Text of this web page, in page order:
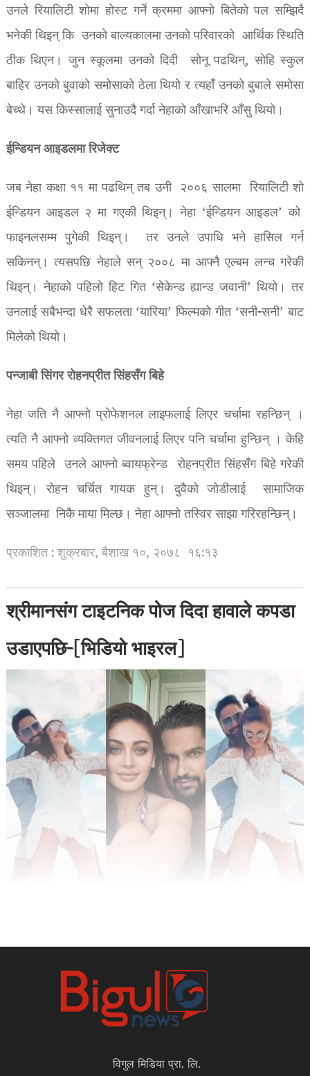
उनले रियालिटी शोमा होस्ट गर्ने क्रममा आफ्नो बितेको पल सम्झिदै
भनेकी थिइन् कि उनको बाल्यकालमा उनको परिवारको आर्थिक स्थिति
ठीक थिएन। जुन स्कूलमा उनको दिदी सोनू पढथिन्, सोहि स्कुल
बाहिर उनको बुवाको समोसाको ठेला थियो र त्यहाँ उनको बुबाले समोसा
बेच्थे। यस किस्सालाई सुनाउदै गर्दा नेहाको आँखाभरि आँसु थियो।
ईन्डियन आइडलमा रिजेक्ट
जब नेहा कक्षा ११ मा पढथिन् तब उनी २००६ सालमा रियालिटी शो
ईन्डियन आइडल २ मा गएकी थिइन्। नेहा ‘ईन्डियन आइडल’ को
फाइनलसम्म पुगेकी थिइन्। तर उनले उपाधि भने हासिल गर्न
सकिनन्। त्यसपछि नेहाले सन् २००८ मा आफ्नै एल्बम लन्च गरेकी
थिइन्। नेहाको पहिलो हिट गित ‘सेकेन्ड ह्यान्ड जवानी’ थियो। तर
उनलाई सबैभन्दा धेरै सफलता ‘यारिया’ फिल्मको गीत ‘सनी-सनी’ बाट
मिलेको थियो।
पन्जाबी सिंगर रोहनप्रीत सिंहसँग बिहे
नेहा जति नै आफ्नो प्रोफेशनल लाइफलाई लिएर चर्चामा रहन्छिन् ।
त्यति नै आफ्नो व्यक्तिगत जीवनलाई लिएर पनि चर्चामा हुन्छिन् । केहि
समय पहिले उनले आफ्नो ब्वायफ्रेन्ड रोहनप्रीत सिंहसँग बिहे गरेकी
थिइन्। रोहन चर्चित गायक हुन्। दुवैको जोडीलाई सामाजिक
सञ्जालमा निकै माया मिल्छ। नेहा आफ्नो तस्विर साझा गरिरहन्छिन्।
प्रकाशित : शुक्रबार, बैशाख १०, २०७८ १६:१३
श्रीमानसंग टाइटनिक पोज दिदा हावाले कपडा
उडाएपछि-[भिडियो भाइरल]
विगुल मिडिया प्रा. लि.